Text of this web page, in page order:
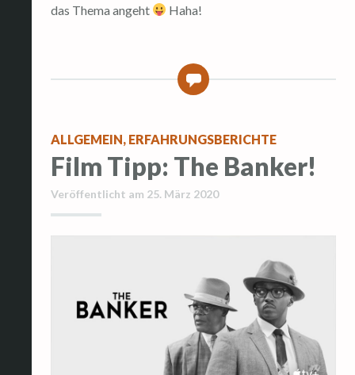
das Thema angeht
Haha!
0
ALLGEMEIN, ERFAHRUNGSBERICHTE
Film Tipp: The Banker!
Veröffentlicht am 25. März 2020